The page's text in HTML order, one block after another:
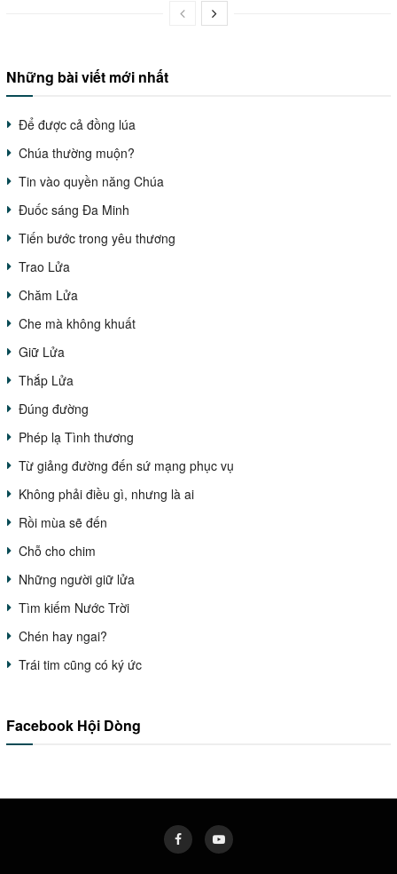
Những bài viết mới nhất
Để được cả đồng lúa
Chúa thường muộn?
Tin vào quyền năng Chúa
Đuốc sáng Đa Minh
Tiến bước trong yêu thương
Trao Lửa
Chăm Lửa
Che mà không khuất
Giữ Lửa
Thắp Lửa
Đúng đường
Phép lạ Tình thương
Từ giảng đường đến sứ mạng phục vụ
Không phải điều gì, nhưng là ai
Rồi mùa sẽ đến
Chỗ cho chim
Những người giữ lửa
Tìm kiếm Nước Trời
Chén hay ngai?
Trái tim cũng có ký ức
Facebook Hội Dòng